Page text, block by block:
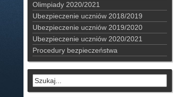
Olimpiady 2020/2021
Ubezpieczenie uczniów 2018/2019
Ubezpieczenie uczniów 2019/2020
Ubezpieczenie uczniów 2020/2021
Procedury bezpieczeństwa